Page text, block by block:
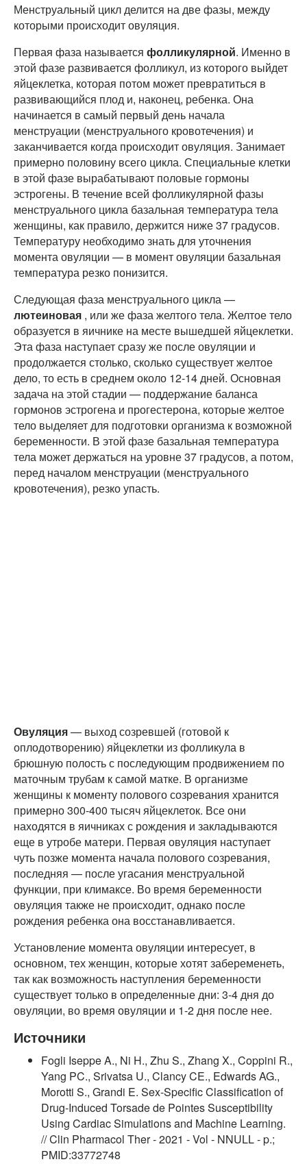
Менструальный цикл делится на две фазы, между
которыми происходит овуляция.
Первая фаза называется фолликулярной. Именно в
этой фазе развивается фолликул, из которого выйдет
яйцеклетка, которая потом может превратиться в
развивающийся плод и, наконец, ребенка. Она
начинается в самый первый день начала
менструации (менструального кровотечения) и
заканчивается когда происходит овуляция. Занимает
примерно половину всего цикла. Специальные клетки
в этой фазе вырабатывают половые гормоны
эстрогены. В течение всей фолликулярной фазы
менструального цикла базальная температура тела
женщины, как правило, держится ниже 37 градусов.
Температуру необходимо знать для уточнения
момента овуляции — в момент овуляции базальная
температура резко понизится.
Следующая фаза менструального цикла —
лютеиновая , или же фаза желтого тела. Желтое тело
образуется в яичнике на месте вышедшей яйцеклетки.
Эта фаза наступает сразу же после овуляции и
продолжается столько, сколько существует желтое
дело, то есть в среднем около 12-14 дней. Основная
задача на этой стадии — поддержание баланса
гормонов эстрогена и прогестерона, которые желтое
тело выделяет для подготовки организма к возможной
беременности. В этой фазе базальная температура
тела может держаться на уровне 37 градусов, а потом,
перед началом менструации (менструального
кровотечения), резко упасть.
Овуляция— выход созревшей (готовой к
оплодотворению) яйцеклетки из фолликула в
брюшную полость с последующим продвижением по
маточным трубам к самой матке. В организме
женщины к моменту полового созревания хранится
примерно 300-400 тысяч яйцеклеток. Все они
находятся в яичниках с рождения и закладываются
еще в утробе матери. Первая овуляция наступает
чуть позже момента начала полового созревания,
последняя — после угасания менструальной
функции, при климаксе. Во время беременности
овуляция также не происходит, однако после
рождения ребенка она восстанавливается.
Установление момента овуляции интересует, в
основном, тех женщин, которые хотят забеременеть,
так как возможность наступления беременности
существует только в определенные дни: 3-4 дня до
овуляции, во время овуляции и 1-2 дня после нее.
Источники
Fogli Iseppe A., Ni H., Zhu S., Zhang X., Coppini R.,
Yang PC., Srivatsa U., Clancy CE., Edwards AG.,
Morotti S., Grandi E. Sex-Specific Classification of
Drug-Induced Torsade de Pointes Susceptibility
Using Cardiac Simulations and Machine Learning.
// Clin Pharmacol Ther - 2021 - Vol - NNULL - p.;
PMID:33772748